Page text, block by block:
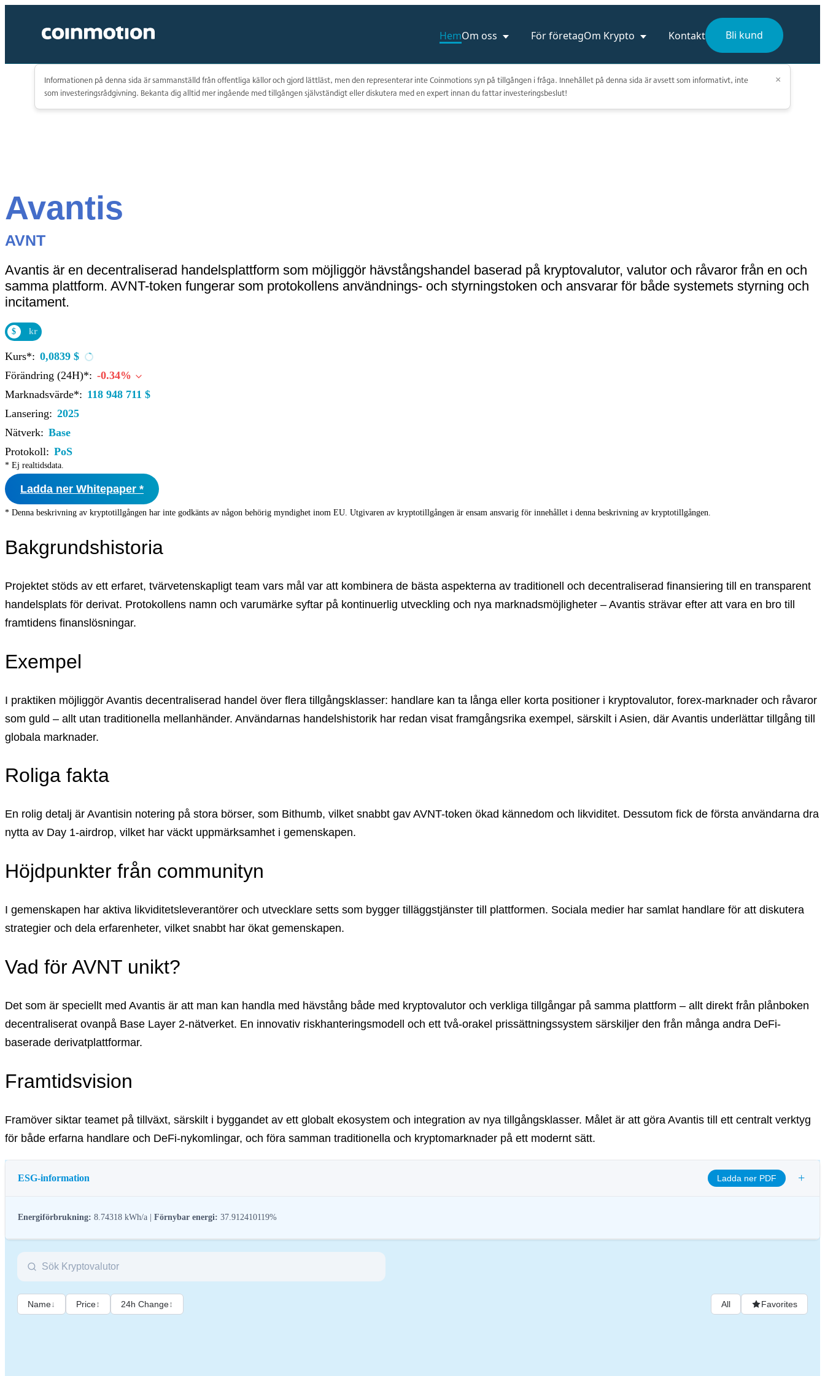
HemOm oss För företagOm Krypto Kontakt Bli kund
Informationen på denna sida är sammanställd från offentliga källor och gjord lättläst, men den representerar inte Coinmotions syn på tillgången i fråga. Innehållet på denna sida är avsett som informativt, inte
som investeringsrådgivning. Bekanta dig alltid mer ingående med tillgången självständigt eller diskutera med en expert innan du fattar investeringsbeslut!
×
Avantis
AVNT
Avantis är en decentraliserad handelsplattform som möjliggör hävstångshandel baserad på kryptovalutor, valutor och råvaror från en och
samma plattform. AVNT-token fungerar som protokollens användnings- och styrningstoken och ansvarar för både systemets styrning och
incitament.
$ kr
Kurs*: 0,0839 $
Förändring (24H)*: -0.34%
Marknadsvärde*: 118 948 711 $
Lansering: 2025
Nätverk: Base
Protokoll: PoS
* Ej realtidsdata.
Ladda ner Whitepaper *
* Denna beskrivning av kryptotillgången har inte godkänts av någon behörig myndighet inom EU. Utgivaren av kryptotillgången är ensam ansvarig för innehållet i denna beskrivning av kryptotillgången.
Bakgrundshistoria
Projektet stöds av ett erfaret, tvärvetenskapligt team vars mål var att kombinera de bästa aspekterna av traditionell och decentraliserad finansiering till en transparent
handelsplats för derivat. Protokollens namn och varumärke syftar på kontinuerlig utveckling och nya marknadsmöjligheter – Avantis strävar efter att vara en bro till
framtidens finanslösningar.
Exempel
I praktiken möjliggör Avantis decentraliserad handel över flera tillgångsklasser: handlare kan ta långa eller korta positioner i kryptovalutor, forex-marknader och råvaror
som guld – allt utan traditionella mellanhänder. Användarnas handelshistorik har redan visat framgångsrika exempel, särskilt i Asien, där Avantis underlättar tillgång till
globala marknader.
Roliga fakta
En rolig detalj är Avantisin notering på stora börser, som Bithumb, vilket snabbt gav AVNT-token ökad kännedom och likviditet. Dessutom fick de första användarna dra
nytta av Day 1-airdrop, vilket har väckt uppmärksamhet i gemenskapen.
Höjdpunkter från communityn
I gemenskapen har aktiva likviditetsleverantörer och utvecklare setts som bygger tilläggstjänster till plattformen. Sociala medier har samlat handlare för att diskutera
strategier och dela erfarenheter, vilket snabbt har ökat gemenskapen.
Vad för AVNT unikt?
Det som är speciellt med Avantis är att man kan handla med hävstång både med kryptovalutor och verkliga tillgångar på samma plattform – allt direkt från plånboken
decentraliserat ovanpå Base Layer 2-nätverket. En innovativ riskhanteringsmodell och ett två-orakel prissättningssystem särskiljer den från många andra DeFi-
baserade derivatplattformar.
Framtidsvision
Framöver siktar teamet på tillväxt, särskilt i byggandet av ett globalt ekosystem och integration av nya tillgångsklasser. Målet är att göra Avantis till ett centralt verktyg
för både erfarna handlare och DeFi-nykomlingar, och föra samman traditionella och kryptomarknader på ett modernt sätt.
ESG-information Ladda ner PDF +
Energiförbrukning: 8.74318 kWh/a | Förnybar energi: 37.912410119%
ESG-reglering (miljö, socialt ansvar och bolagsstyrning) för kryptotillgångar syftar till att hantera deras miljöpåverkan (t.ex. energiintensiv mining), främja transparens och säkerställa etiska styrningsrutiner för att anpassa
kryptobranschen till bredare hållbarhets- och samhällsmål. Dessa regleringar uppmuntrar efterlevnad av standarder som minskar risker och främjar förtroende för digitala tillgångar.
Namn
Name↓ Price↕ 24h Change↕ All Favorites